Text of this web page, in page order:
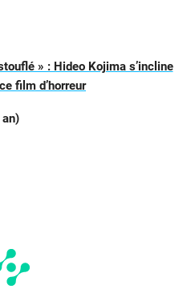
» : Hideo Kojima s’incline
film d’horreur